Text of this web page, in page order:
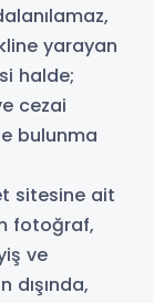
yarayan
halde;
cezai
bulunma
sitesine ait
fotoğraf,
ve
dışında,